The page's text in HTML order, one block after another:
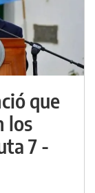
que
los
7 -